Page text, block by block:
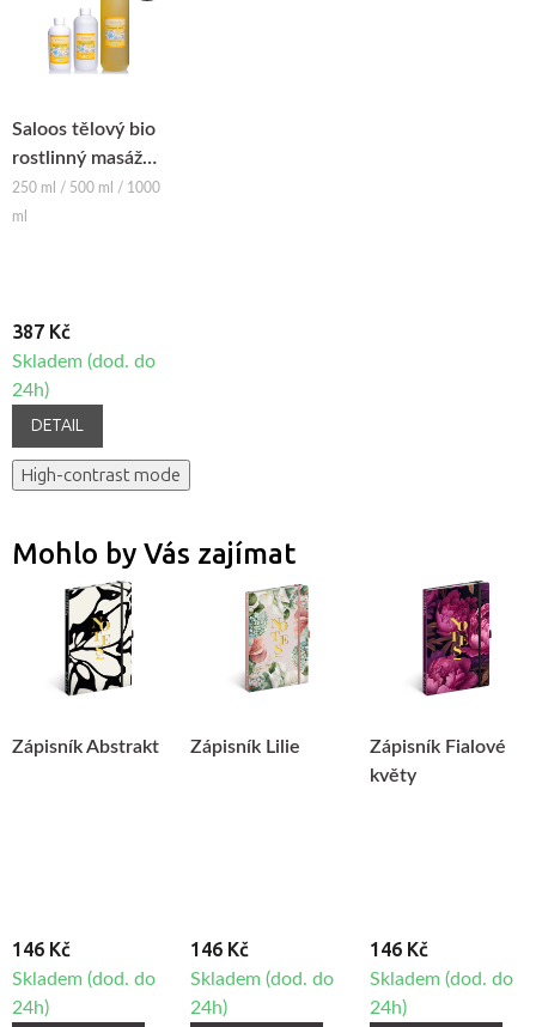
Saloos tělový bio
rostlinný masážní
olej DEVĚT
KVĚTIN
250 ml / 500 ml / 1000
ml
387 Kč
Skladem (dod. do
24h)
DETAIL
High-contrast mode
Mohlo by Vás zajímat
Zápisník Abstrakt
146 Kč
Skladem (dod. do
24h)
Zápisník Lilie
146 Kč
Skladem (dod. do
24h)
Zápisník Fialové
květy
146 Kč
Skladem (dod. do
24h)